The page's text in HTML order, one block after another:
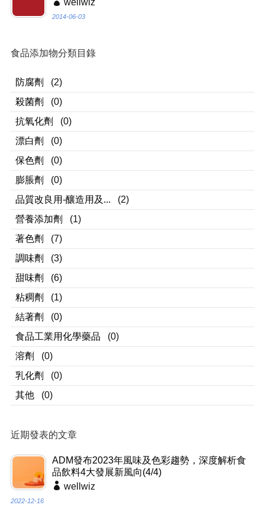
2014-06-03
食品添加物分類目錄
防腐劑
(2)
殺菌劑
(0)
抗氧化劑
(0)
漂白劑
(0)
保色劑
(0)
膨脹劑
(0)
品質改良用-釀造用及...
(2)
營養添加劑
(1)
著色劑
(7)
調味劑
(3)
甜味劑
(6)
粘稠劑
(1)
結著劑
(0)
食品工業用化學藥品
(0)
溶劑
(0)
乳化劑
(0)
其他
(0)
近期發表的文章
ADM發布2023年風味及色彩趨勢，深度解析食
品飲料4大發展新風向(4/4)
wellwiz
2022-12-16